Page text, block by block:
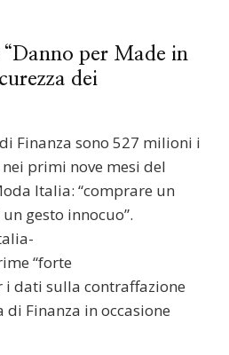
per Made in
dei
Finanza sono 527 milioni i
primi nove mesi del
Italia: “comprare un
gesto innocuo”.
“forte
i dati sulla contraffazione
Finanza in occasione